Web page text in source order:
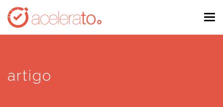
Skip
main
artigo